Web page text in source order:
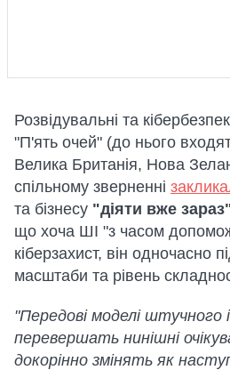
Розвідувальні та
"П'ять очей" (до нього
Велика Британія, Нова
спільному зверненні
та бізнесу "діяти вже
що хоча ШІ "з часом
кіберзахист, він одночасно
масштаби та рівень
"Передові моделі штучного
перевершать нинішні
докорінно змінять як